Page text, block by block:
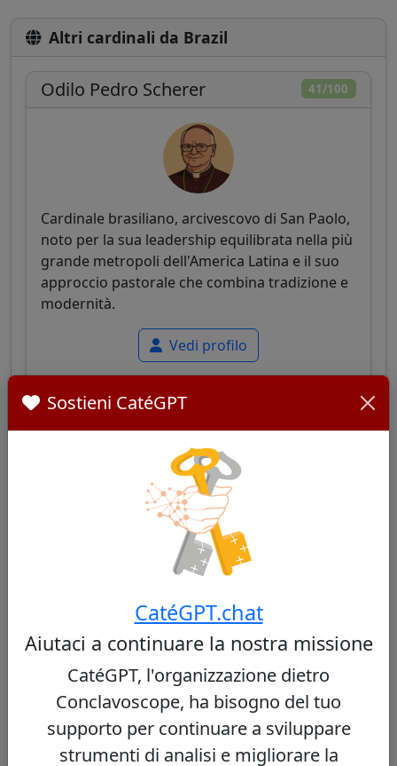
Altri cardinali da Brazil
41/100
Odilo Pedro Scherer
Cardinale brasiliano, arcivescovo di San Paolo,
noto per la sua leadership equilibrata nella più
grande metropoli dell'America Latina e il suo
approccio pastorale che combina tradizione e
modernità.
Vedi profilo
40/100
Orani João Tempesta
Cardinale brasiliano, arcivescovo di Rio de
Janeiro, cistercense, noto per il suo impegno
sociale nelle favelas e la sua leadership
pastorale equilibrata tra tradizione e apertura.
Vedi profilo
32/100
Paulo Cezar Costa
Sostieni CatéGPT
CatéGPT.chat
Aiutaci a continuare la nostra missione
CatéGPT, l'organizzazione dietro
Conclavoscope, ha bisogno del tuo
supporto per continuare a sviluppare
strumenti di analisi e migliorare la